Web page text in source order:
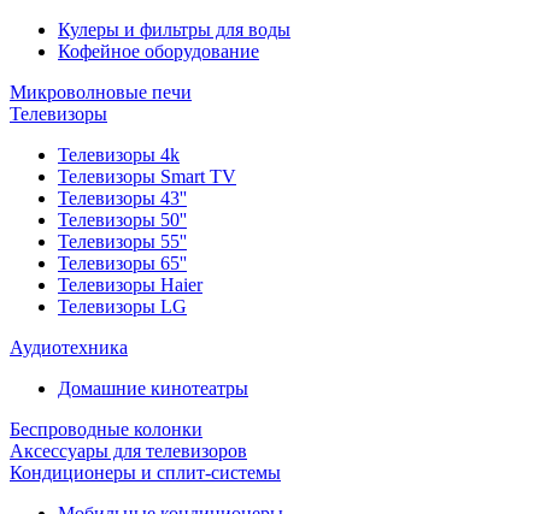
Кулеры и фильтры для воды
Кофейное оборудование
Микроволновые печи
Телевизоры
Телевизоры 4k
Телевизоры Smart TV
Телевизоры 43''
Телевизоры 50''
Телевизоры 55''
Телевизоры 65''
Телевизоры Haier
Телевизоры LG
Аудиотехника
Домашние кинотеатры
Беспроводные колонки
Аксессуары для телевизоров
Кондиционеры и сплит-системы